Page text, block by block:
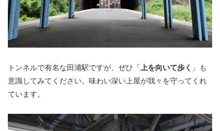
トンネルで有名な田浦駅ですが、ぜひ「 上を向いて歩く 」も
意識してみてください。味わい深い上屋が我々を守ってくれ
ています。